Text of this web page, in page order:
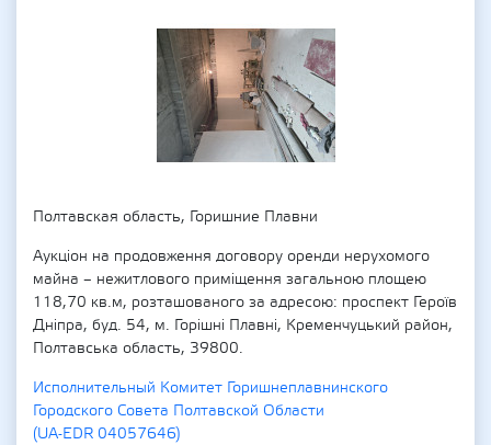
Полтавская область, Горишние Плавни
Аукціон на продовження договору оренди нерухомого
майна – нежитлового приміщення загальною площею
118,70 кв.м, розташованого за адресою: проспект Героїв
Дніпра, буд. 54, м. Горішні Плавні, Кременчуцький район,
Полтавська область, 39800.
Исполнительный Комитет Горишнеплавнинского
Городского Совета Полтавской Области
(UA-EDR 04057646)